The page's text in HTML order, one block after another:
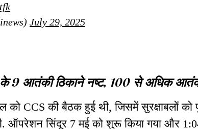
July 29, 2025
के 9 आतंकी ठिकाने नष्ट, 100 से अधिक
CCS की बैठक हुई थी, जिसमें सुरक्षाबलों को
ऑपरेशन सिंदूर 7 मई को शुरू किया गया और